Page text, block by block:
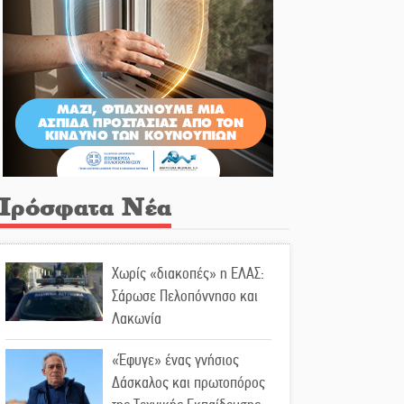
Νέα
Χωρίς «διακοπές» η ΕΛΑΣ:
Σάρωσε Πελοπόννησο και
Λακωνία
«Έφυγε» ένας γνήσιος
Δάσκαλος και πρωτοπόρος